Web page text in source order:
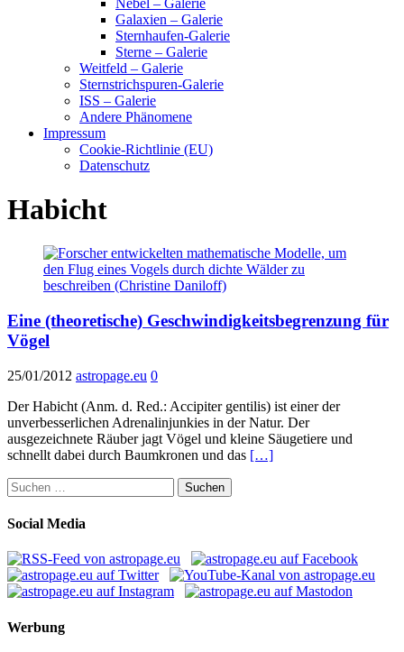
Galaxien – Galerie
Sternhaufen-Galerie
Sterne – Galerie
Weitfeld – Galerie
Sternstrichspuren-Galerie
ISS – Galerie
Andere Phänomene
Impressum
Cookie-Richtlinie (EU)
Datenschutz
Habicht
Eine (theoretische) Geschwindigkeitsbegrenzung für
Vögel
25/01/2012 astropage.eu 0
Der Habicht (Anm. d. Red.: Accipiter gentilis) ist einer der
unverbesserlichen Adrenalinjunkies in der Natur. Der
ausgezeichnete Räuber jagt Vögel und kleine Säugetiere und
schnellt dabei durch Baumkronen und das […]
Suchen
nach:
Social Media
Werbung